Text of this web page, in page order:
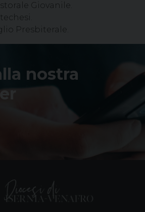
Giovanile.
Presbiterale.
nostra